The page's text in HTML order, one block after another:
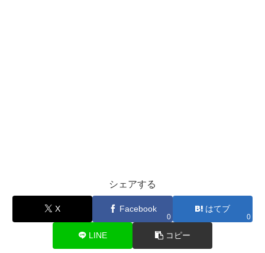
シェアする
X Facebook
0
はてブ
0
LINE コピー